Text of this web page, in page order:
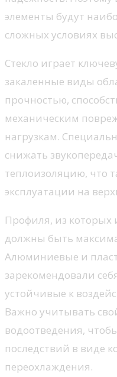
элементы будут
сложных условиях
Стекло играет
закаленные виды
прочностью,
механическим
нагрузкам.
снижать
теплоизоляцию, что
эксплуатации на
Профиля, из которых
должны быть
Алюминиевые и
зарекомендовали
устойчивые к
Важно учитывать
водоотведения,
последствий в виде
переохлаждения.